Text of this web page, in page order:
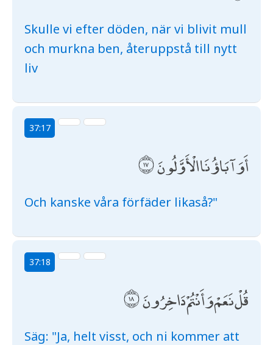
Skulle vi efter döden, när vi blivit mull
och murkna ben, återuppstå till nytt
liv
37:17
أَوَآبَاؤُنَا الْأَوَّلُونَ
Och kanske våra förfäder likaså?"
37:18
قُلْ نَعَمْ وَأَنْتُمْ دَاخِرُونَ
Säg: "Ja, helt visst, och ni kommer att